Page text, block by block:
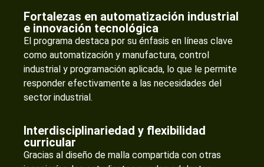
Fortalezas en automatización industrial
e innovación tecnológica
El programa destaca por su énfasis en líneas clave
como automatización y manufactura, control
industrial y programación aplicada, lo que le permite
responder efectivamente a las necesidades del
sector industrial.
Interdisciplinariedad y flexibilidad
curricular
Gracias al diseño de malla compartida con otras